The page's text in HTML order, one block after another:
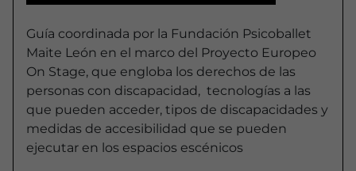
Guía coordinada por la Fundación Psicoballet
Maite León en el marco del Proyecto Europeo
On Stage, que engloba los derechos de las
personas con discapacidad, tecnologías a las
que pueden acceder, tipos de discapacidades y
medidas de accesibilidad que se pueden
ejecutar en los espacios escénicos